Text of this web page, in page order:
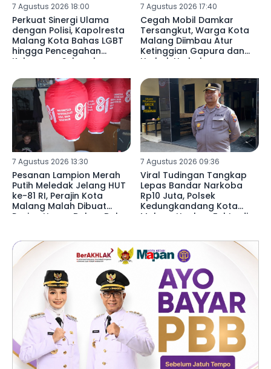
7 Agustus 2026 18:00
Perkuat Sinergi Ulama
dengan Polisi, Kapolresta
Malang Kota Bahas LGBT
hingga Pencegahan
Kekerasan Seksual
7 Agustus 2026 17:40
Cegah Mobil Damkar
Tersangkut, Warga Kota
Malang Diimbau Atur
Ketinggian Gapura dan
Umbul-Umbul
7 Agustus 2026 13:30
Pesanan Lampion Merah
Putih Meledak Jelang HUT
ke-81 RI, Perajin Kota
Malang Malah Dibuat
Pusing Harga Bahan Baku
7 Agustus 2026 09:36
Viral Tudingan Tangkap
Lepas Bandar Narkoba
Rp10 Juta, Polsek
Kedungkandang Kota
Malang Ungkap Fakta di